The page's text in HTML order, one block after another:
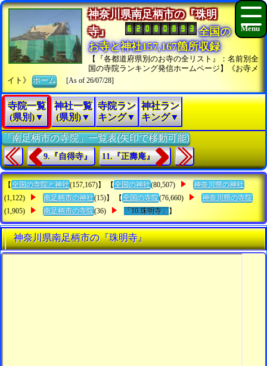
神奈川県南足柄市の『珠明
寺』
全国の
お寺と神社157,167箇所収録
【『各都道府県別のお寺の全リスト』：名前別全
国の寺院ランキング発信ホームページ】《お寺メ
イト》ホーム [As of 26/07/28]
寺院一覧
(県別)▼
神社一覧
(県別)▼
寺院ラン
キング▼
神社ラン
キング▼
「南足柄市の寺院」一覧表(矢印で移動可能)
9.『自得寺』 11.『正壽庵』
【 全国の寺院と神社(157,167)】 【 全国の神社(80,507)
神奈川県の神社
(1,122)
南足柄市の神社(15)】 【 全国の寺院(76,660)
神奈川県の寺院
(1,905)
南足柄市の寺院(36) 「10.珠明寺」 】
神奈川県南足柄市の『珠明寺』